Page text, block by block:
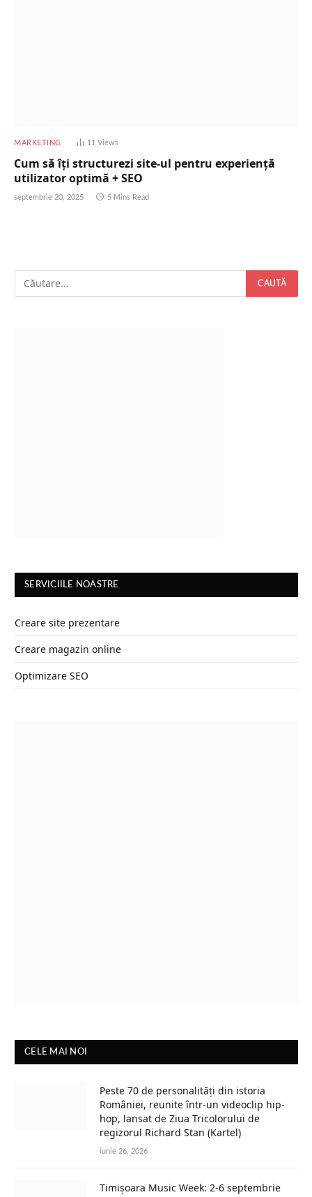
MARKETING 11 Views
Cum să îţi structurezi site-ul pentru experienţă
utilizator optimă + SEO
septembrie 20, 2025 5 Mins Read
SERVICIILE NOASTRE
Creare site prezentare
Creare magazin online
Optimizare SEO
CELE MAI NOI
Peste 70 de personalități din istoria
României, reunite într-un videoclip hip-
hop, lansat de Ziua Tricolorului de
regizorul Richard Stan (Kartel)
iunie 26, 2026
Timișoara Music Week: 2-6 septembrie